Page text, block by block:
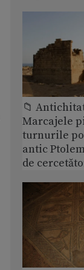
📁
Marcajele
turnurile
antic
de